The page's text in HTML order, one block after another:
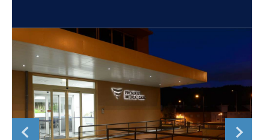
Russia
Serbia
Slovakia
Slovenia
Spain